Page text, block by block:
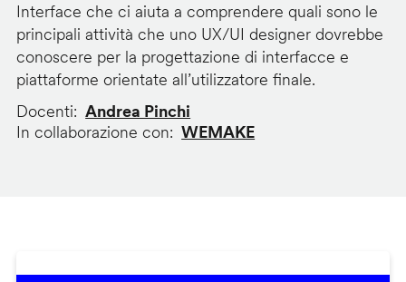
Interface che ci aiuta a comprendere quali sono le
principali attività che uno UX/UI designer dovrebbe
conoscere per la progettazione di interfacce e
piattaforme orientate all’utilizzatore finale.
Docenti
Andrea Pinchi
In collaborazione con
WEMAKE